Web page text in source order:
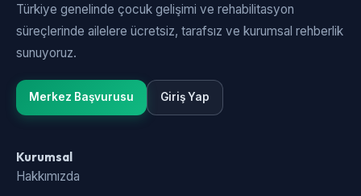
Türkiye genelinde çocuk gelişimi ve rehabilitasyon
süreçlerinde ailelere ücretsiz, tarafsız ve kurumsal rehberlik
sunuyoruz.
Merkez Başvurusu Giriş Yap
Kurumsal
Hakkımızda